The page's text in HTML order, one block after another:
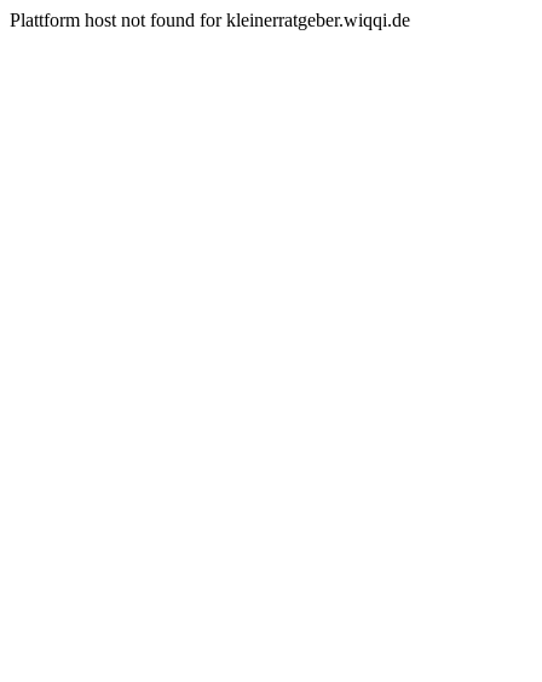
Plattform host not found for kleinerratgeber.wiqqi.de